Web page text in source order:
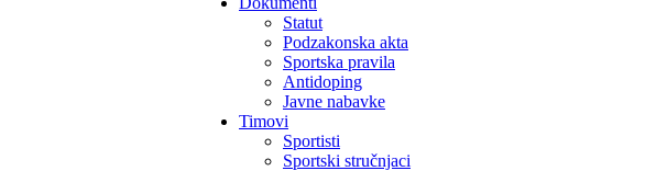
Statut
Podzakonska akta
Sportska pravila
Antidoping
Javne nabavke
Timovi
Sportisti
Sportski stručnjaci